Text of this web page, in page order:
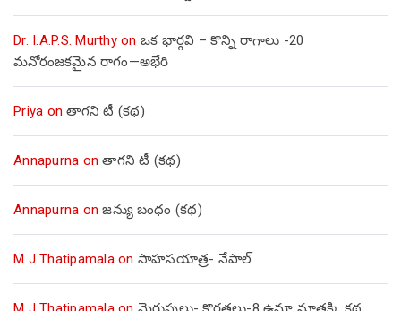
Dr. I.A.P.S. Murthyon ఒక భార్గవి – కొన్ని రాగాలు -20
మనోరంజకమైన రాగం—అభేరి
Priya onతాగని టీ (కథ)
Annapurna onతాగని టీ (కథ)
Annapurna onజన్యు బంధం (కథ)
M J Thatipamalaon సాహసయాత్ర- నేపాల్‌